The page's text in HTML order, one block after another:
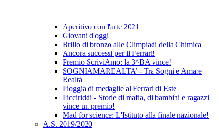
Aperitivo con l'arte 2021
Giovani d'oggi
Brillo di bronzo alle Olimpiadi della Chimica
Ancora successi per il Ferrari!
Premio ScriviAmo: la 3^BA vince!
SOGNIAMAREALTA’ - Tra Sogni e Amare
Realtà
Pioggia di medaglie al Ferrari di Este
Picciriddi - Storie di mafia, di bambini e ragazzi
vince un premio!
Mad for science: L'Istituto alla finale nazionale!
A.S. 2019/2020